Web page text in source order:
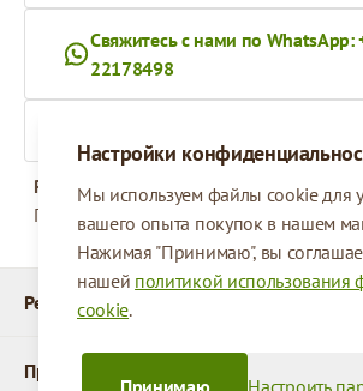
Настройки
Мы используем файлы cookie для
вашего опыта покупок в нашем
Нажимая "Принимаю", вы
нашей политикой использования
cookie.
Настроить
Принимаю
Реквизиты
Продукты
Свяжитесь с нами по WhatsApp:
22178498
Рабочее время
Понедельник - Пятница